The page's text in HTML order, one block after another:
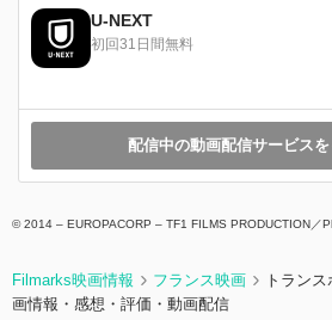
金などではなかった！
人ウィルスの存在】【
浮かび上がる驚愕の事実
は！？そしてフランクは
U-NEXT
初回31日間無料
配信中の動画配信サービス
© 2014 – EUROPACORP – TF1 FILMS PRODUCTION／
Filmarks映画情報 フランス映画
トラン
画情報・感想・評価・動画配信